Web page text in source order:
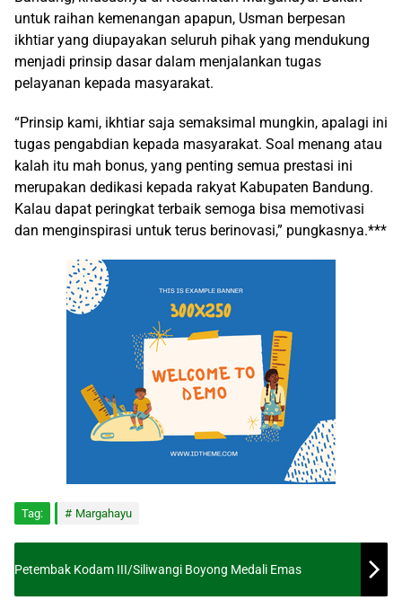
untuk raihan kemenangan apapun, Usman berpesan
ikhtiar yang diupayakan seluruh pihak yang mendukung
menjadi prinsip dasar dalam menjalankan tugas
pelayanan kepada masyarakat.
“Prinsip kami, ikhtiar saja semaksimal mungkin, apalagi ini
tugas pengabdian kepada masyarakat. Soal menang atau
kalah itu mah bonus, yang penting semua prestasi ini
merupakan dedikasi kepada rakyat Kabupaten Bandung.
Kalau dapat peringkat terbaik semoga bisa memotivasi
dan menginspirasi untuk terus berinovasi,” pungkasnya.***
Tag: Margahayu
Petembak Kodam III/Siliwangi Boyong Medali Emas